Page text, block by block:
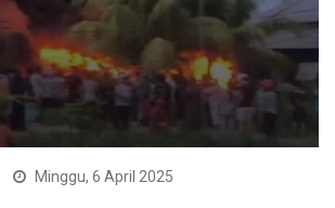
Minggu, 6 April 2025